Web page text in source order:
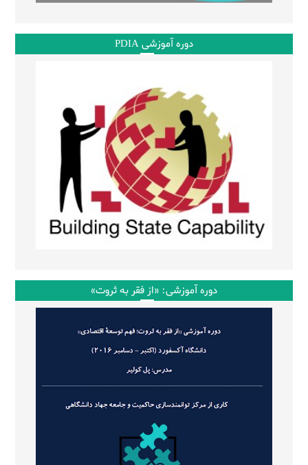
دوره آموزشی PDIA
دوره آموزشی: «از فقر به ثروت»